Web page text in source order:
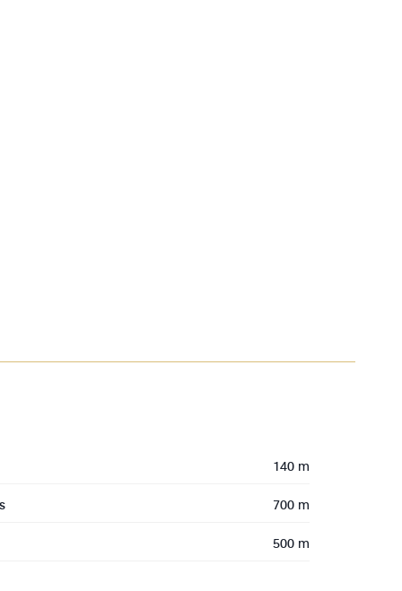
140 m
700 m
500 m